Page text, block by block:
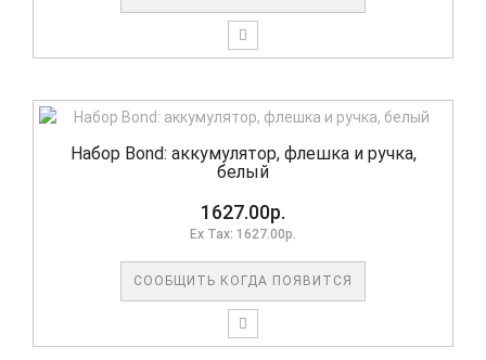
Набор Bond: аккумулятор, флешка и ручка,
белый
1627.00р.
Ex Tax: 1627.00р.
СООБЩИТЬ КОГДА ПОЯВИТСЯ